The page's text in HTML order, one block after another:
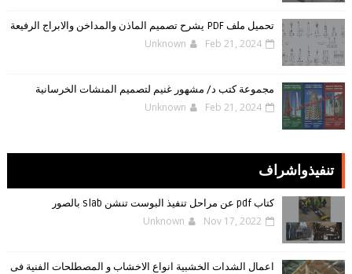
تحميل ملف PDF يشرح تصميم الماذن والمداخن والابراج الرفيعة
Unknown Feb 21, 2024
مجموعة كتب د/ مشهور غنيم لتصميم المنشات الخرسانية
Unknown Feb 21, 2024
تنفيذواشراف
كتاب pdf عن مراحل تنفيذ البوست تنشن slab بالصور
Unknown Nov 17, 2022
اعمال الشدات الخشبية انواع الاخشاب و المصطلحات الفنية فى